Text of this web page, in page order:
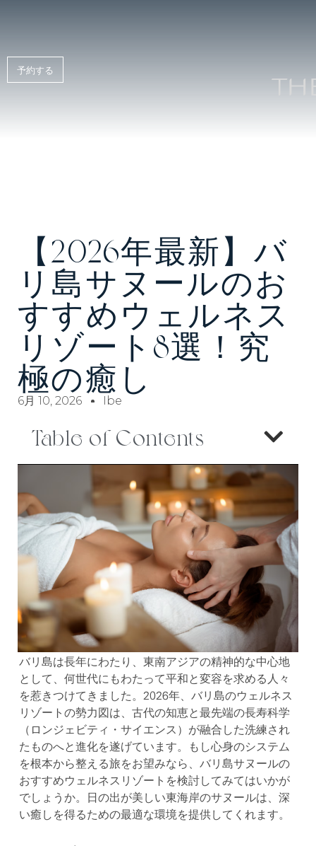
予約する
【2026年最新】バ
リ島サヌールのお
すすめウェルネス
リゾート8選！究
極の癒し
6月 10, 2026 Ibe
Table of Contents
バリ島は長年にわたり、東南アジアの精神的な中心地
として、何世代にもわたって平和と変容を求める人々
を惹きつけてきました。2026年、バリ島のウェルネス
リゾートの勢力図は、古代の知恵と最先端の長寿科学
（ロンジェビティ・サイエンス）が融合した洗練され
たものへと進化を遂げています。もし心身のシステム
を根本から整える旅をお望みなら、バリ島サヌールの
おすすめウェルネスリゾートを検討してみてはいかが
でしょうか。日の出が美しい東海岸のサヌールは、深
い癒しを得るための最適な環境を提供してくれます。